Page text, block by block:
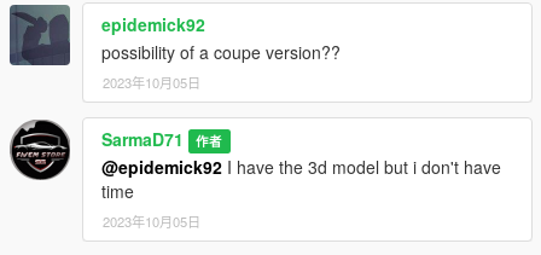
epidemick92
possibility of a coupe version??
2023年10月05日
SarmaD71 作者
@epidemick92 I have the 3d model but i don't have
time
2023年10月05日